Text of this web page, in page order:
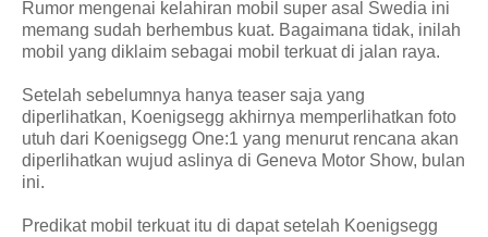
Rumor mengenai kelahiran mobil super asal Swedia ini
memang sudah berhembus kuat. Bagaimana tidak, inilah
mobil yang diklaim sebagai mobil terkuat di jalan raya.
Setelah sebelumnya hanya teaser saja yang
diperlihatkan, Koenigsegg akhirnya memperlihatkan foto
utuh dari Koenigsegg One:1 yang menurut rencana akan
diperlihatkan wujud aslinya di Geneva Motor Show, bulan
ini.
Predikat mobil terkuat itu di dapat setelah Koenigsegg